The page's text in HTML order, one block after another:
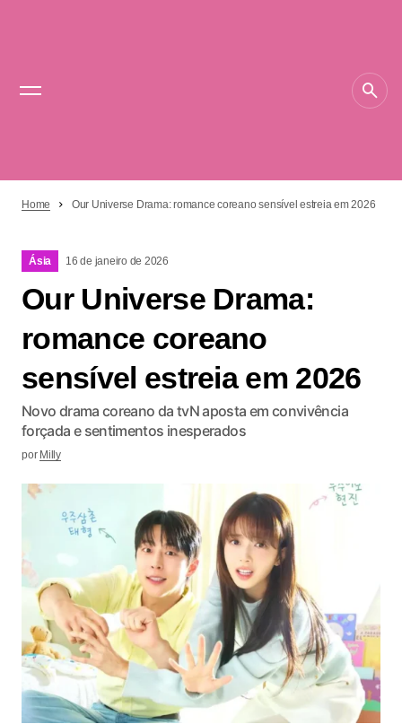
Home Our Universe Drama: romance coreano sensível estreia em 2026
Ásia 16 de janeiro de 2026
Our Universe Drama:
romance coreano
sensível estreia em 2026
Novo drama coreano da tvN aposta em convivência
forçada e sentimentos inesperados
por Milly